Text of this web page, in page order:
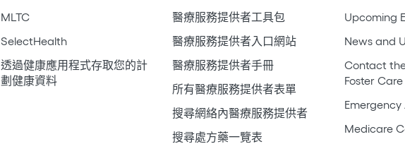
MLTC
SelectHealth
透過健康應用程式存取您的計
劃健康資料
醫療服務提供者工具包
醫療服務提供者入口網站
醫療服務提供者手冊
所有醫療服務提供者表單
搜尋網絡內醫療服務提供者
搜尋處方藥一覽表
Upcoming
News and
Contact
Foster
Medicare